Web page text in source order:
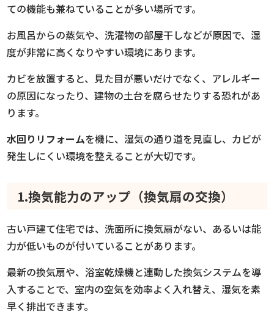
ての機能も兼ねていることが多い場所です。
お風呂からの蒸気や、洗濯物の部屋干しなどが原因で、湿
度が非常に高くなりやすい環境にあります。
カビを放置すると、見た目が悪いだけでなく、アレルギー
の原因になったり、建物の土台を腐らせたりする恐れがあ
ります。
水回りリフォームを機に、湿気の通り道を見直し、カビが
発生しにくい環境を整えることが大切です。
1.換気能力のアップ（換気扇の交換）
古い戸建て住宅では、洗面所に換気扇がない、あるいは能
力が低いものが付いていることがあります。
最新の換気扇や、浴室乾燥機と連動した換気システムを導
入することで、室内の空気を効率よく入れ替え、湿気を素
早く排出できます。